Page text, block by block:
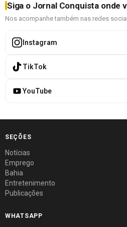
Siga o Jornal Conquista onde
Nos acompanhe também nas redes
Instagram
TikTok
YouTube
SEÇÕES
Notícias
Emprego
Bahia
Entretenimento
Publicações
WHATSAPP